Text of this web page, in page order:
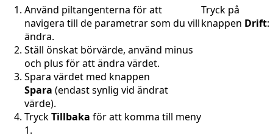
Använd piltangenterna för att
navigera till de parametrar som du vill
ändra.
Ställ önskat börvärde, använd minus
och plus för att ändra värdet.
Spara värdet med knappen
Spara (endast synlig vid ändrat
värde).
TryckTillbaka för att komma till meny
1.
Tryck på
knappen Drift: